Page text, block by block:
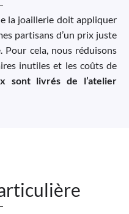
la joaillerie doit appliquer
partisans d’un prix juste
Pour cela, nous réduisons
inutiles et les coûts de
sont livrés de l’atelier